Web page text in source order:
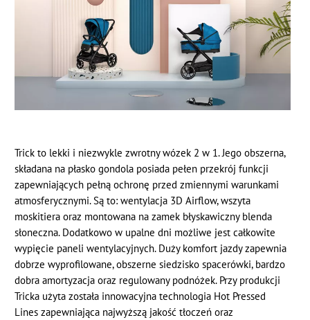
Trick to lekki i niezwykle zwrotny wózek 2 w 1. Jego obszerna,
składana na płasko gondola posiada pełen przekrój funkcji
zapewniających pełną ochronę przed zmiennymi warunkami
atmosferycznymi. Są to: wentylacja 3D Airflow, wszyta
moskitiera oraz montowana na zamek błyskawiczny blenda
słoneczna. Dodatkowo w upalne dni możliwe jest całkowite
wypięcie paneli wentylacyjnych. Duży komfort jazdy zapewnia
dobrze wyprofilowane, obszerne siedzisko spacerówki, bardzo
dobra amortyzacja oraz regulowany podnóżek. Przy produkcji
Tricka użyta została innowacyjna technologia Hot Pressed
Lines zapewniająca najwyższą jakość tłoczeń oraz